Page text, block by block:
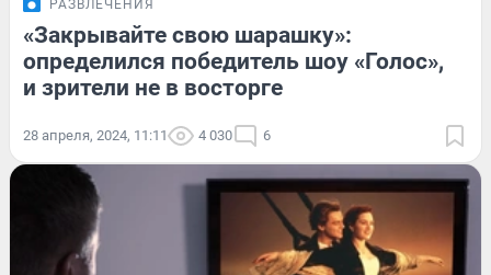
РАЗВЛЕЧЕНИЯ
«Закрывайте свою шарашку»:
определился победитель шоу «Голос»,
и зрители не в восторге
28 апреля, 2024, 11:11 4 030 6